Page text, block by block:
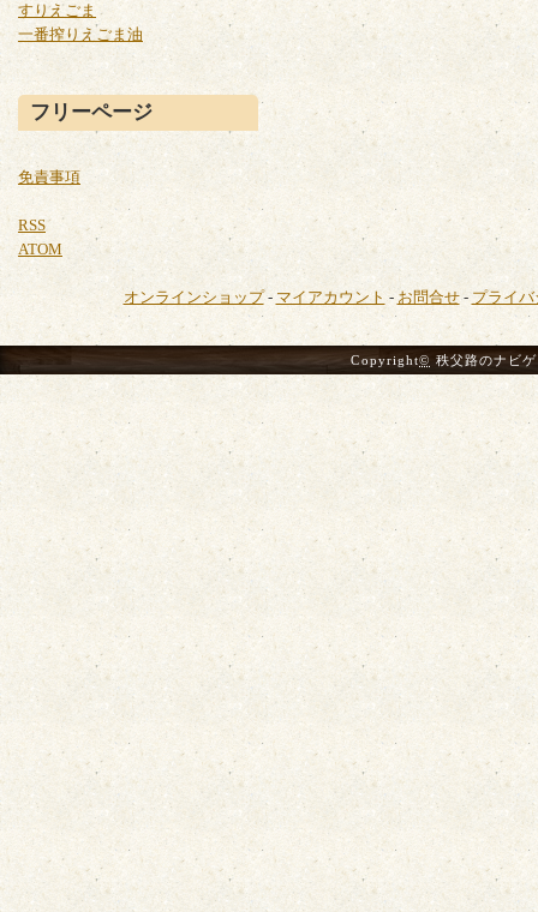
すりえごま
一番搾りえごま油
フリーページ
免責事項
RSS
ATOM
オンラインショップ- マイアカウント - お問合せ- プライ
Copyright© 秩父路のナビ